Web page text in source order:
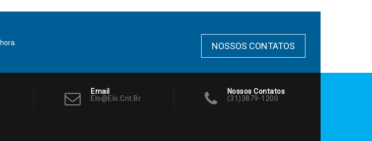
NOSSOS CONTATOS
Email
Elo@elo.cnt.br
Nossos Contatos
(31)3879-1200